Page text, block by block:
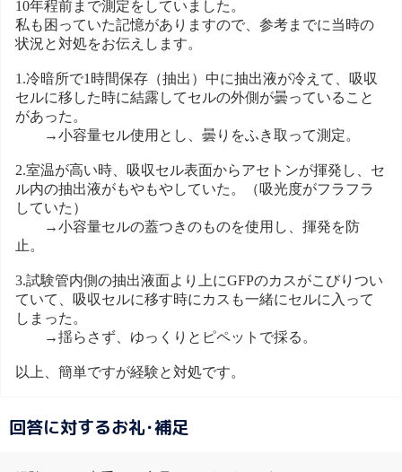
10年程前まで測定をしていました。
私も困っていた記憶がありますので、参考までに当時の
状況と対処をお伝えします。
1.冷暗所で1時間保存（抽出）中に抽出液が冷えて、吸収
セルに移した時に結露してセルの外側が曇っていること
があった。
→小容量セル使用とし、曇りをふき取って測定。
2.室温が高い時、吸収セル表面からアセトンが揮発し、セ
ル内の抽出液がもやもやしていた。（吸光度がフラフラ
していた）
→小容量セルの蓋つきのものを使用し、揮発を防
止。
3.試験管内側の抽出液面より上にGFPのカスがこびりつい
ていて、吸収セルに移す時にカスも一緒にセルに入って
しまった。
→揺らさず、ゆっくりとピペットで採る。
以上、簡単ですが経験と対処です。
回答に対するお礼･補足